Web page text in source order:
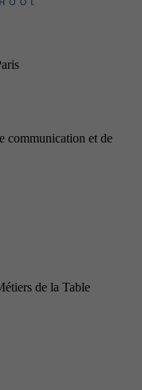
communication et de
de la Table